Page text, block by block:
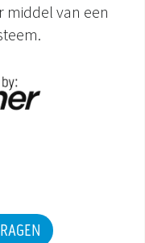
van een